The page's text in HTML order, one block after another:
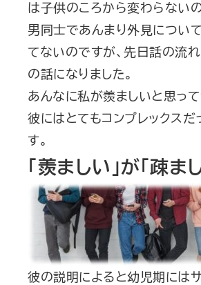
は子供のころから変わらないの
男同士であんまり外見につい
てないのですが、先日話の流
の話になりました。
あんなに私が羨ましいと思って
彼にはとてもコンプレックスだ
す。
「羨ましい」が「疎ま
彼の説明によると幼児期には